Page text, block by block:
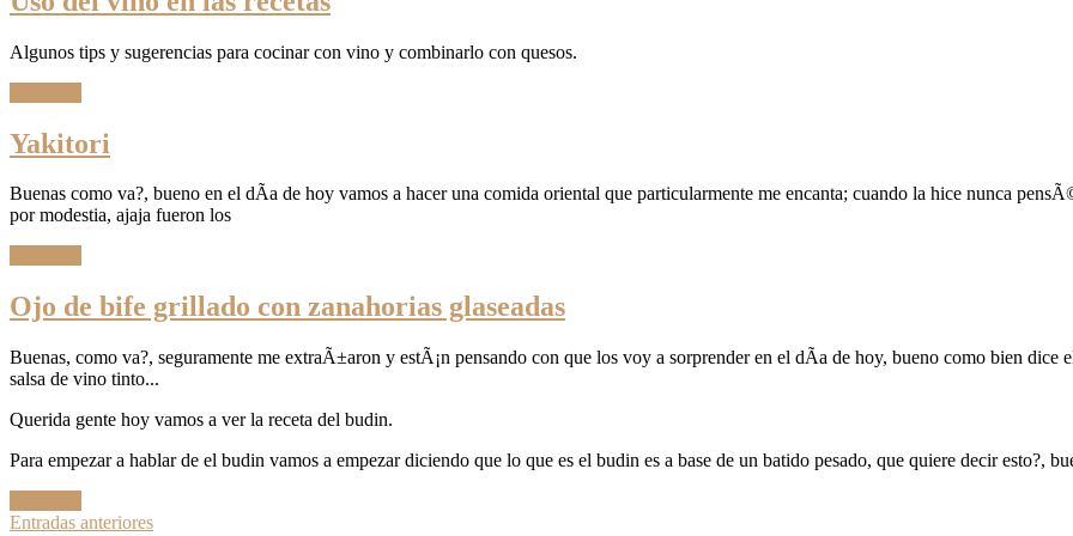
Algunos tips y sugerencias para cocinar con vino y combinarlo con quesos.
Yakitori
Buenas como va?, bueno en el dÃ­a de hoy vamos a hacer una comida oriental que particularmente me encanta; cuando la hice nunca
por modestia, ajaja fueron los
Ojo de bife grillado con zanahorias glaseadas
Buenas, como va?, seguramente me extraÃ±aron y estÃ¡n pensando con que los voy a sorprender en el dÃ­a de hoy, bueno como bien
salsa de vino tinto...
Querida gente hoy vamos a ver la receta del budin.
Para empezar a hablar de el budin vamos a empezar diciendo que lo que es el budin es a base de un batido pesado, que quiere decir esto?,
Ir
Entradas anteriores